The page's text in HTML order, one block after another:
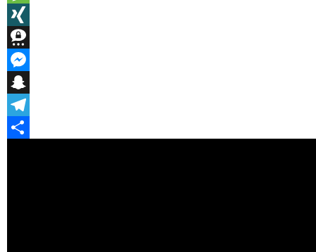
Message
XING
Threema
Messenger
Snapchat
Telegram